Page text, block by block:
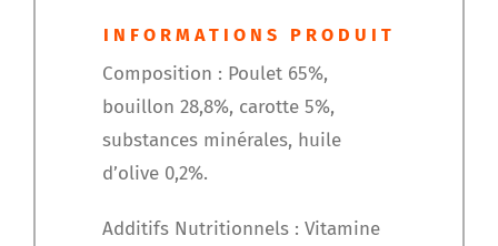
INFORMATIONS PRODUIT
Composition : Poulet 65%,
bouillon 28,8%, carotte 5%,
substances minérales, huile
d’olive 0,2%.
Additifs Nutritionnels : Vitamine